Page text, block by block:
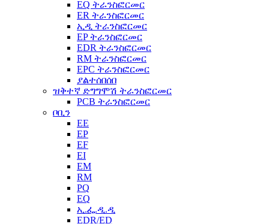
EQ ትራንስፎርመር
ER ትራንስፎርመር
ኢዲ ትራንስፎርመር
EP ትራንስፎርመር
EDR ትራንስፎርመር
RM ትራንስፎርመር
EPC ትራንስፎርመር
ያልተሰበሰበ
ዝቅተኛ ድግግሞሽ ትራንስፎርመር
PCB ትራንስፎርመር
ቦቢን
EE
EP
EF
EI
EM
RM
PQ
EQ
ኢ.ፌ.ዲ.ዲ
EDR/ED